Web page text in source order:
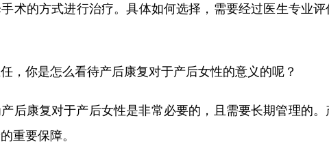
术的方式进行治疗。具体如何选择，需要经过医生专业
，你是怎么看待产后康复对于产后女性的意义的呢？
后康复对于产后女性是非常必要的，且需要长期管理的
重要保障。